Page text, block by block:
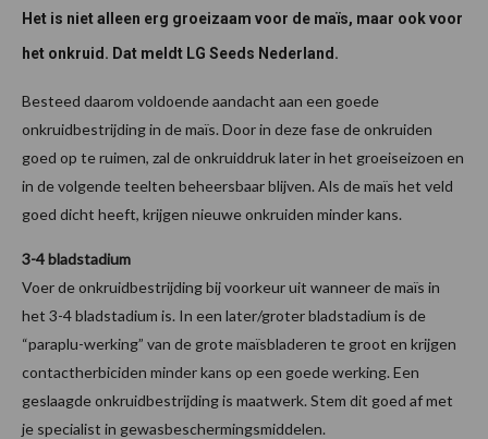
Het is niet alleen erg groeizaam voor de maïs, maar ook voor
het onkruid. Dat meldt LG Seeds Nederland.
Besteed daarom voldoende aandacht aan een goede
onkruidbestrijding in de maïs. Door in deze fase de onkruiden
goed op te ruimen, zal de onkruiddruk later in het groeiseizoen en
in de volgende teelten beheersbaar blijven. Als de maïs het veld
goed dicht heeft, krijgen nieuwe onkruiden minder kans.
3-4 bladstadium
Voer de onkruidbestrijding bij voorkeur uit wanneer de maïs in
het 3-4 bladstadium is. In een later/groter bladstadium is de
“paraplu-werking” van de grote maïsbladeren te groot en krijgen
contactherbiciden minder kans op een goede werking. Een
geslaagde onkruidbestrijding is maatwerk. Stem dit goed af met
je specialist in gewasbeschermingsmiddelen.